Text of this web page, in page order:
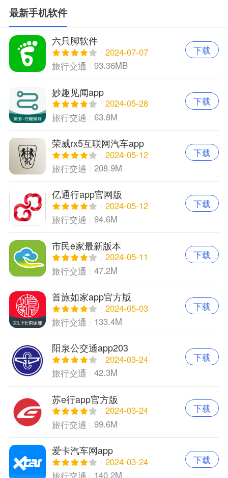
最新手机软件
六只脚软件
2024-07-07
旅行交通
93.36MB
下载
妙趣见闻app
2024-05-28
旅行交通
63.8M
下载
荣威rx5互联网汽车app
2024-05-12
旅行交通
208.9M
下载
亿通行app官网版
2024-05-12
旅行交通
94.6M
下载
市民e家最新版本
2024-05-11
旅行交通
47.2M
下载
首旅如家app官方版
2024-05-03
旅行交通
133.4M
下载
阳泉公交通app203
2024-03-24
旅行交通
42.3M
下载
苏e行app官方版
2024-03-24
旅行交通
99.6M
下载
爱卡汽车网app
2024-03-24
旅行交通
140.2M
下载